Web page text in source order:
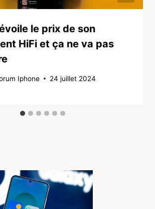
le prix de son
HiFi et ça ne va pas
Iphone 24 juillet 2024